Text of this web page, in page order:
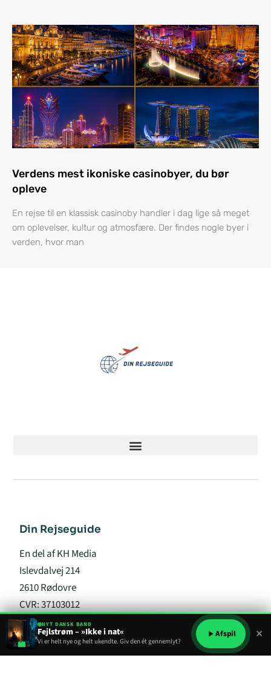
Verdens mest ikoniske casinobyer, du bør
opleve
En rejse til en klassisk casinoby handler i dag lige så meget
om oplevelser, kultur og atmosfære. Der findes nogle byer i
verden, hvor man
Din Rejseguide
En del af KH Media
Islevdalvej 214
2610 Rødovre
CVR: 37103012
info@din-rejseguide.dk
NYT DANSK BAND
Fejlstrøm – »Ikke i nat«
Vi er helt nye og helt ukendte. Giv den ét gennemlyt?
Afspil ×